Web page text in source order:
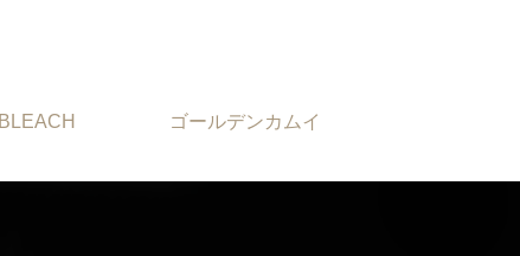
BLEACH ゴールデンカムイ